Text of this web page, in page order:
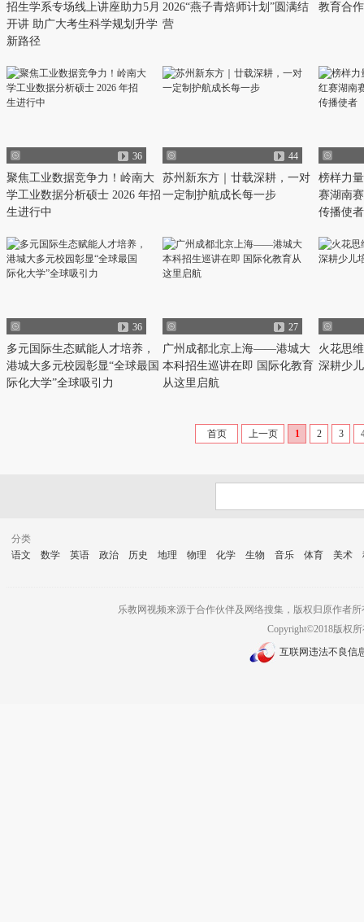
招生学系专场线上讲座助力5月
开讲 助广大考生科学规划升学
新路径
2026“燕子青焙师计划”圆满结
营
教育合
36
聚焦工业数据竞争力！岭南大
学工业数据分析硕士 2026 年招
生进行中
44
苏州新东方｜廿载深耕，一对
一定制护航成长每一步
榜样力
赛湖南
传播使者
36
多元国际生态赋能人才培养，
港城大多元校园彰显“全球最国
际化大学”全球吸引力
27
广州成都北京上海——港城大
本科招生巡讲在即 国际化教育
从这里启航
火花思
深耕少
首页 上一页 1 2 3
分类
语文
数学 英语 政治 历史 地理 物理 化学 生物 音乐 体育 美术
乐教网视频来源于合作伙伴及网络搜集，版权归原作者
Copyright©2018版权
互联网违法不良信